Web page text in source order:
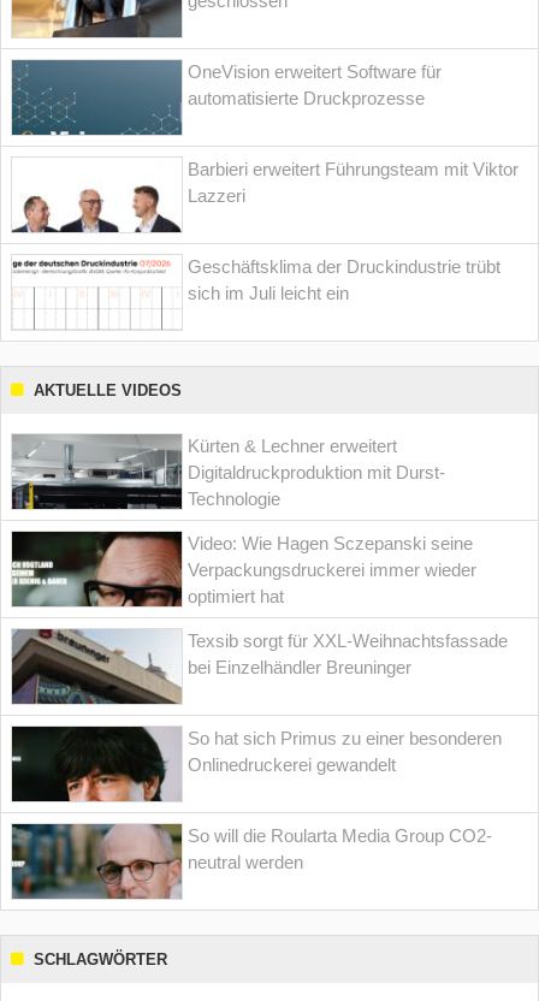
OneVision erweitert Software für
automatisierte Druckprozesse
Barbieri erweitert Führungsteam mit Viktor
Lazzeri
Geschäftsklima der Druckindustrie trübt
sich im Juli leicht ein
AKTUELLE VIDEOS
Kürten & Lechner erweitert
Digitaldruckproduktion mit Durst-
Technologie
Video: Wie Hagen Sczepanski seine
Verpackungsdruckerei immer wieder
optimiert hat
Texsib sorgt für XXL-Weihnachtsfassade
bei Einzelhändler Breuninger
So hat sich Primus zu einer besonderen
Onlinedruckerei gewandelt
So will die Roularta Media Group CO2-
neutral werden
SCHLAGWÖRTER